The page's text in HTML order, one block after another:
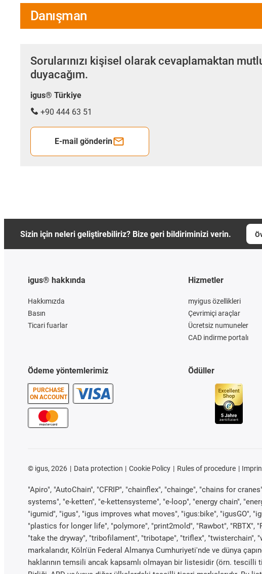
Danışman
Sorularınızı kişisel olarak cevaplamaktan
duyacağım.
igus® Türkiye
+90 444 63 51
E-mail gönderin
Sizin için neleri geliştirebiliriz? Bize geri bildiriminizi verin.
igus® hakkında
Hakkımızda
Basın
Ticari fuarlar
Ödeme yöntemlerimiz
PURCHASE
ON ACCOUNT
Hizmetler
myigus özellikleri
Çevrimiçi araçlar
Ücretsiz numuneler
CAD indirme portalı
Ödüller
© igus, 2026 Data protection Cookie Policy Rules of procedure
"Apiro", "AutoChain", "CFRIP", "chainflex", "chainge", "chains for
systems", "e-ketten", "e-kettensysteme", "e-loop", "energy chain",
"igumid", "igus", "igus improves what moves", "igus:bike", "igusGO",
"plastics for longer life", "polymore", "print2mold", "Rawbot", "RBTX",
"take the dryway", "tribofilament", "tribotape", "triflex", "twisterchain",
markalarıdır, Köln'ün Federal Almanya Cumhuriyeti'nde ve dünya
haklarının temsili ancak kapsamlı olmayan bir listesidir (örn. tescilli